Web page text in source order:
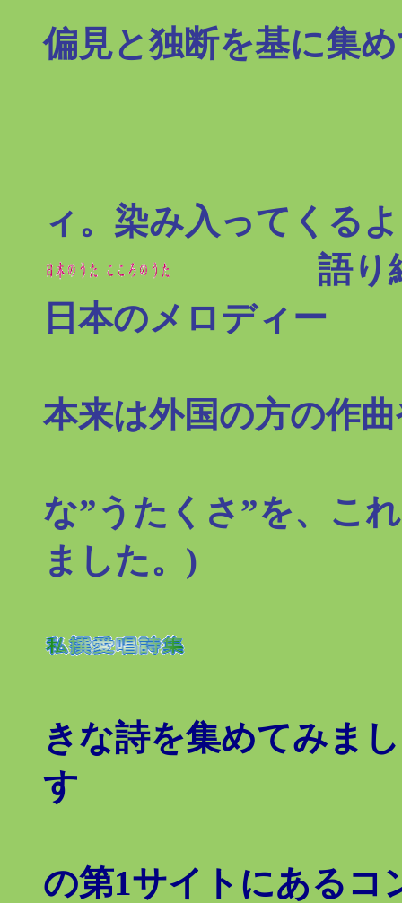
偏見と独断を基に集
ィ。染み入ってくる
語り継ぎ
日本のメロディー
本来は外国の方の作
な”うたくさ”を、こ
ました。)
きな詩を集めてみま
す
の第1サイトにあるコ